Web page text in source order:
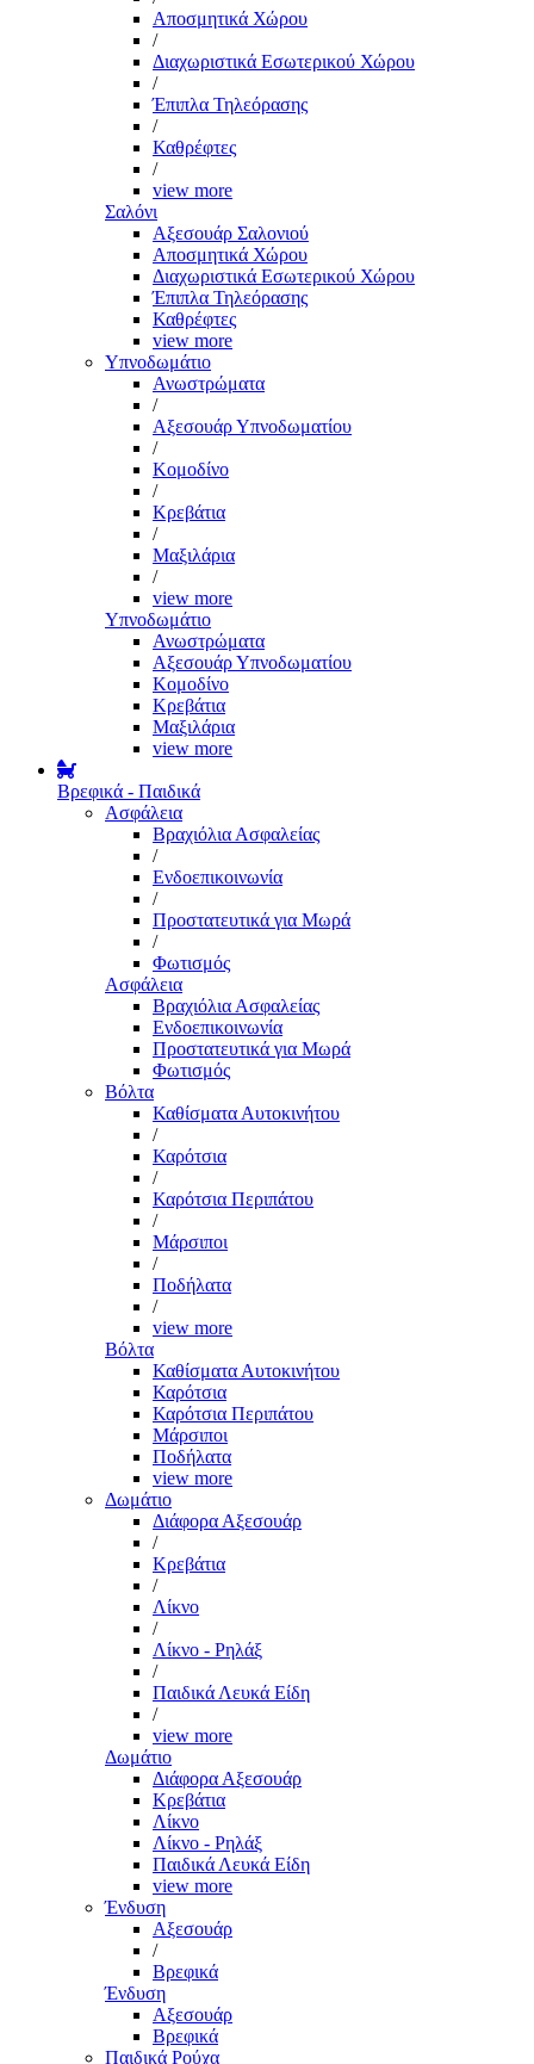
Αποσμητικά Χώρου
/
Διαχωριστικά Εσωτερικού Χώρου
/
Έπιπλα Τηλεόρασης
/
Καθρέφτες
/
view more
Σαλόνι
Αξεσουάρ Σαλονιού
Αποσμητικά Χώρου
Διαχωριστικά Εσωτερικού Χώρου
Έπιπλα Τηλεόρασης
Καθρέφτες
view more
Υπνοδωμάτιο
Ανωστρώματα
/
Αξεσουάρ Υπνοδωματίου
/
Κομοδίνο
/
Κρεβάτια
/
Μαξιλάρια
/
view more
Υπνοδωμάτιο
Ανωστρώματα
Αξεσουάρ Υπνοδωματίου
Κομοδίνο
Κρεβάτια
Μαξιλάρια
view more
Βρεφικά - Παιδικά
Ασφάλεια
Βραχιόλια Ασφαλείας
/
Ενδοεπικοινωνία
/
Προστατευτικά για Μωρά
/
Φωτισμός
Ασφάλεια
Βραχιόλια Ασφαλείας
Ενδοεπικοινωνία
Προστατευτικά για Μωρά
Φωτισμός
Βόλτα
Καθίσματα Αυτοκινήτου
/
Καρότσια
/
Καρότσια Περιπάτου
/
Μάρσιποι
/
Ποδήλατα
/
view more
Βόλτα
Καθίσματα Αυτοκινήτου
Καρότσια
Καρότσια Περιπάτου
Μάρσιποι
Ποδήλατα
view more
Δωμάτιο
Διάφορα Αξεσουάρ
/
Κρεβάτια
/
Λίκνο
/
Λίκνο - Ρηλάξ
/
Παιδικά Λευκά Είδη
/
view more
Δωμάτιο
Διάφορα Αξεσουάρ
Κρεβάτια
Λίκνο
Λίκνο - Ρηλάξ
Παιδικά Λευκά Είδη
view more
Ένδυση
Αξεσουάρ
/
Βρεφικά
Ένδυση
Αξεσουάρ
Βρεφικά
Παιδικά Ρούχα